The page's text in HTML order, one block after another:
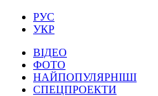
РУС
УКР
ВІДЕО
ФОТО
НАЙПОПУЛЯРНІШІ
СПЕЦПРОЕКТИ